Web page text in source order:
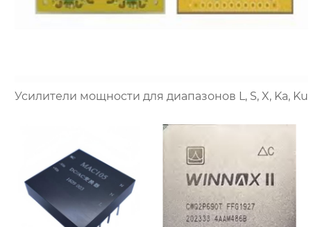
Усилители мощности для диапазонов L, S, X, Ka, Ku